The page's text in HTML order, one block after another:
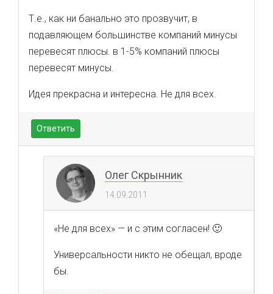
Т.е., как ни банально это прозвучит, в
подавляющем большинстве компаний минусы
перевесят плюсы. в 1-5% компаний плюсы
перевесят минусы.
Идея прекрасна и интересна. Не для всех.
Ответить
Олег Скрынник
14.09.2011
«Не для всех» — и с этим согласен! 🙂
Универсальности никто не обещал, вроде
бы.